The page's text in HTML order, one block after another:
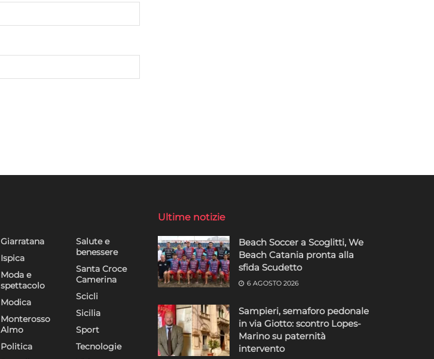
Giarratana
Ispica
Moda e
spettacolo
Modica
Monterosso
Almo
Politica
Salute e
benessere
Santa Croce
Camerina
Scicli
Sicilia
Sport
Tecnologie
Ultime notizie
Beach Soccer a Scoglitti, We
Beach Catania pronta alla
sfida Scudetto
6 AGOSTO 2026
Sampieri, semaforo pedonale
in via Giotto: scontro Lopes-
Marino su paternità
intervento